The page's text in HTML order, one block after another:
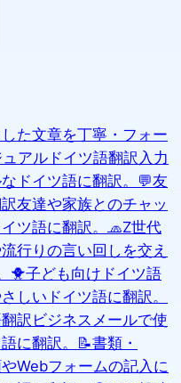
した文章を丁寧・フォー
ュアルドイツ語翻訳 入力
ドイツ語に翻訳。
💬友
友達や家族とのチャッ
ツ語に翻訳。
🧢Z世代
行りの言い回しを交え
🐥子ども向けドイツ語
しいドイツ語に翻訳。
訳 ビジネスメールで使
に翻訳。 📝書類・
Webフォームの記入に